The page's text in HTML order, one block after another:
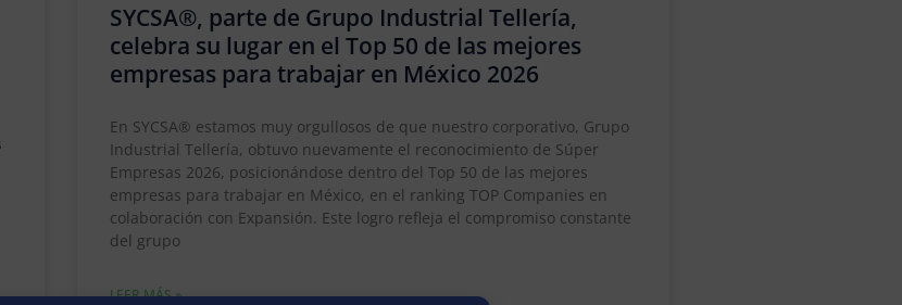
SYCSA®, parte de Grupo Industrial Tellería,
celebra su lugar en el Top 50 de las mejores
empresas para trabajar en México 2026
En SYCSA® estamos muy orgullosos de que nuestro corporativo, Grupo
Industrial Tellería, obtuvo nuevamente el reconocimiento de Súper
Empresas 2026, posicionándose dentro del Top 50 de las mejores
empresas para trabajar en México, en el ranking TOP Companies en
colaboración con Expansión. Este logro refleja el compromiso constante
del grupo
LEER MÁS »